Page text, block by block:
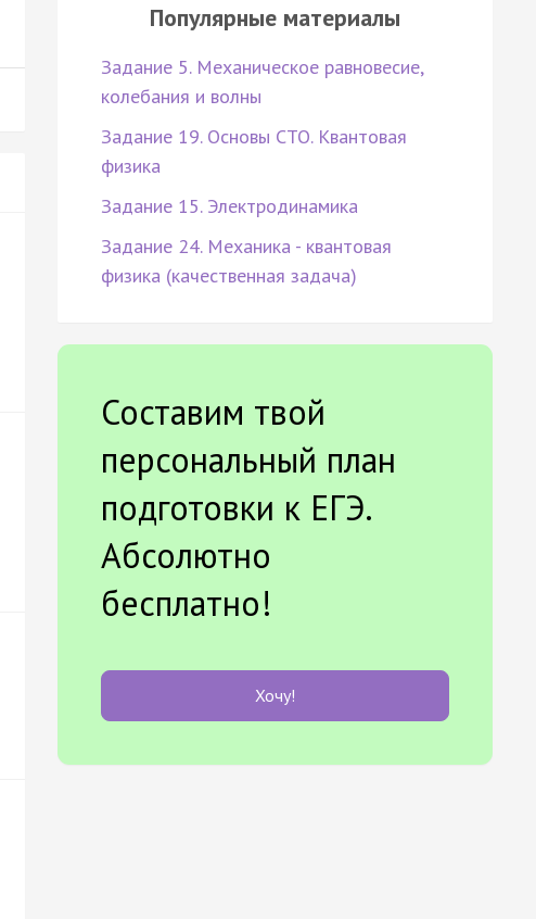
Популярные материалы
Задание 5. Механическое равновесие,
колебания и волны
Задание 19. Основы СТО. Квантовая
физика
Задание 15. Электродинамика
Задание 24. Механика - квантовая
физика (качественная задача)
Составим твой
персональный план
подготовки к ЕГЭ.
Абсолютно
бесплатно!
Хочу!